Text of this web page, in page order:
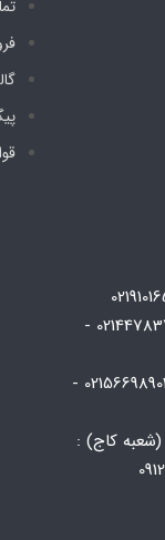
انبار تهران _ چیتگر : 02144783796 -
انبار تهران _ اسلامشهر: 02156698904 -
(شعبه کاج) :